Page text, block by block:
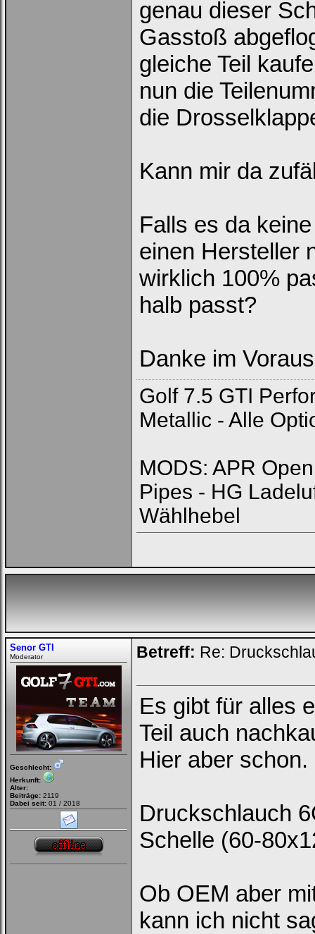
Ich habe mein Passwort
genau dieser
Gasstoß
gleiche Teil
nun die
die
Kann mir da
Falls es da
einen Hersteller
wirklich 100%
halb passt?
Danke im
Golf 7.5 GTI
Metallic - Alle
MODS: APR
Pipes - HG
Wählhebel
Senor GTI
Moderator
Geschlecht:
Herkunft:
Alter:
Beiträge: 2119
Dabei seit: 01 / 2018
Betreff: Re:
Es gibt für alles
Teil auch
Hier aber schon.
Druckschlauch
Schelle (60-
Ob OEM aber
kann ich nicht